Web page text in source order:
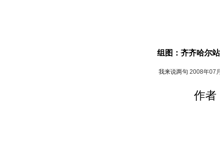
组图：齐齐哈尔
我来说两句 2008年07
作者